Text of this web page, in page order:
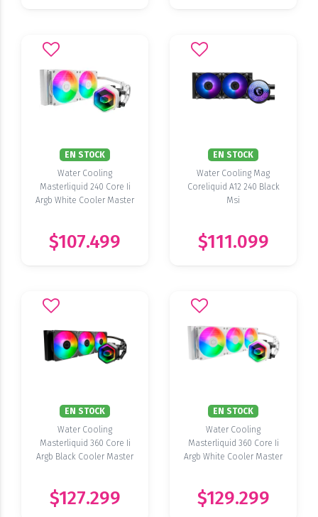
EN STOCK
Water Cooling
Masterliquid 240 Core Ii
Argb White Cooler Master
$107.499
EN STOCK
Water Cooling Mag
Coreliquid A12 240 Black
Msi
$111.099
EN STOCK
Water Cooling
Masterliquid 360 Core Ii
Argb Black Cooler Master
$127.299
EN STOCK
Water Cooling
Masterliquid 360 Core Ii
Argb White Cooler Master
$129.299